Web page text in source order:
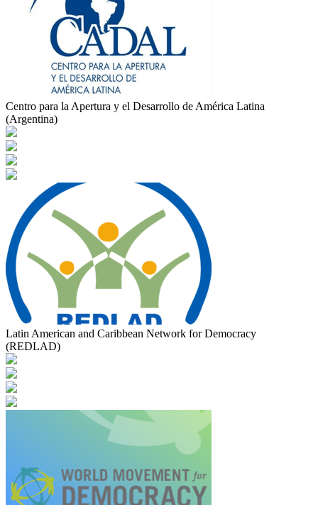
Centro para la Apertura y el Desarrollo de América Latina
(Argentina)
Latin American and Caribbean Network for Democracy
(REDLAD)